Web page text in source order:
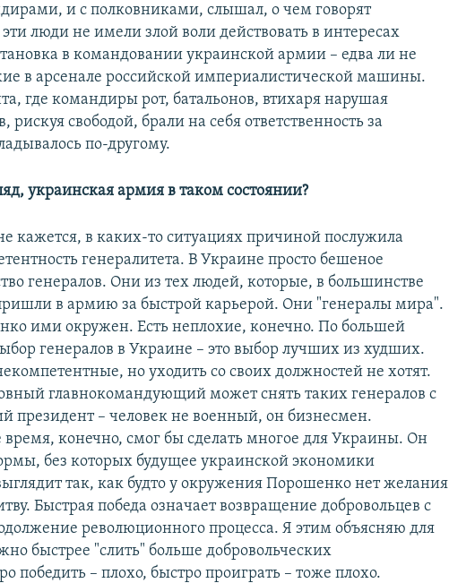
и с полковниками, слышал, о чем говорят
люди не имели злой воли действовать в интересах
в командовании украинской армии – едва ли не
в арсенале российской империалистической машины.
где командиры рот, батальонов, втихаря нарушая
рискуя свободой, брали на себя ответственность за
по-другому.
украинская армия в таком состоянии?
кажется, в каких-то ситуациях причиной послужила
генералитета. В Украине просто бешеное
генералов. Они из тех людей, которые, в большинстве
в армию за быстрой карьерой. Они "генералы мира".
ими окружен. Есть неплохие, конечно. По большей
генералов в Украине – это выбор лучших из худших.
но уходить со своих должностей не хотят.
главнокомандующий может снять таких генералов с
президент – человек не военный, он бизнесмен.
конечно, смог бы сделать многое для Украины. Он
без которых будущее украинской экономики
так, как будто у окружения Порошенко нет желания
Быстрая победа означает возвращение добровольцев с
революционного процесса. Я этим объясняю для
быстрее "слить" больше добровольческих
победить – плохо, быстро проиграть – тоже плохо.